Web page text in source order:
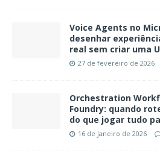
Voice Agents no
desenhar
real sem criar uma
27 de fevereiro de 2026
Orchestration
Foundry: quando
do que jogar tudo
16 de janeiro de 2026